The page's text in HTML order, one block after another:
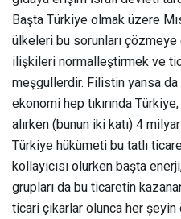
Başta Türkiye olmak üzere
ülkeleri bu sorunları
ilişkileri normalleştirmek ve
meşgullerdir. Filistin yansa
ekonomi hep tıkırında
alırken (bunun iki katı) 4
Türkiye hükümeti bu tatlı
kollayıcısı olurken başta
grupları da bu ticaretin
ticari çıkarlar olunca her şeyin